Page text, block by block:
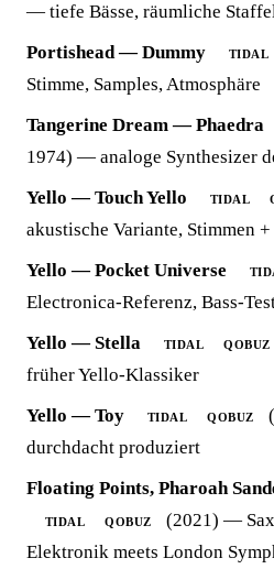
— tiefe Bässe, räumliche
Portishead — Dummy
TIDAL
Stimme, Samples, Atmosphäre
Tangerine Dream — Phaedra
1974) — analoge Synthesizer
Yello — Touch Yello
TIDAL
akustische Variante, Stimmen
Yello — Pocket Universe
Electronica-Referenz, Bass-
Yello — Stella
TIDAL QOBUZ
früher Yello-Klassiker
Yello — Toy
TIDAL QOBUZ
durchdacht produziert
Floating Points, Pharoah
TIDAL QOBUZ
(2021) —
Elektronik meets London